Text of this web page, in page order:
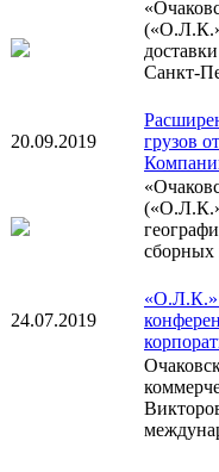
Санкт-
20.09.2019
грузов
сборных
24.07.2019
«О.Л.К.»